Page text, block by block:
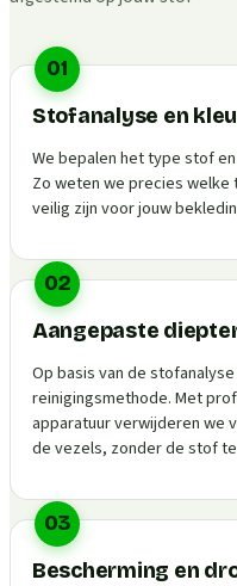
01
Stofanalyse en
We bepalen het type stof
Zo weten we precies
veilig zijn voor jouw
02
Aangepaste
Op basis van de
reinigingsmethode. Met
apparatuur verwijderen we
de vezels, zonder de stof
03
Bescherming en